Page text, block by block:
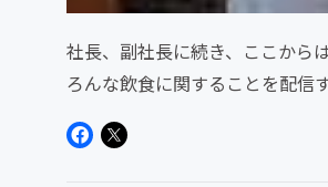
社長、副社長に続き、ここから
ろんな飲食に関することを配信
さんです。まずは、ＭＵＲＩ...